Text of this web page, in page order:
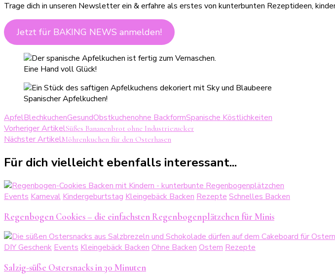
Trage dich in unseren Newsletter ein & erfahre als erstes von kunterbunten Rezeptideen,
Jetzt für BAKING NEWS anmelden!
Eine Hand voll Glück!
Spanischer Apfelkuchen!
ApfelBlechkuchenGesundObstkuchenohne BackformSpanische Köstlichkeiten
Beitragsnavigation
Vorheriger ArtikelSüßes Bananenbrot ohne Industriezucker
Nächster ArtikelMöhrenkuchen für den Osterhasen
Für dich vielleicht ebenfalls interessant...
Events Karneval Kindergeburtstag Kleingebäck Backen Rezepte Schnelles Backen
Regenbogen Cookies – die einfachsten Regenbogenplätzchen für Minis
DIY Geschenk Events Kleingebäck Backen Ohne Backen Ostern Rezepte
Salzig-süße Ostersnacks in 30 Minuten